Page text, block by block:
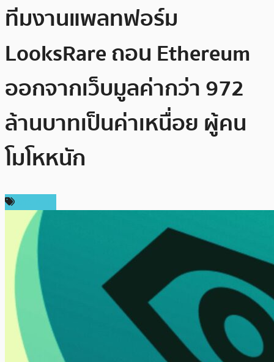
ทีมงานแพลทฟอร์ม
LooksRare ถอน Ethereum
ออกจากเว็บมูลค่ากว่า 972
ล้านบาทเป็นค่าเหนื่อย ผู้คน
โมโหหนัก